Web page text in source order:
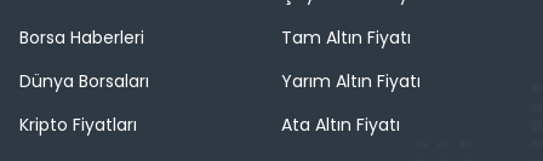
Borsa Haberleri
Dünya Borsaları
Kripto Fiyatları
Tam Altın Fiyatı
Yarım Altın Fiyatı
Ata Altın Fiyatı